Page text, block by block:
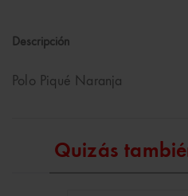
Descripción
Polo Piqué Naranja
Quizás